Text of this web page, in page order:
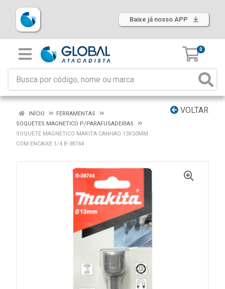
Baixe já nosso APP
0
VOLTAR
INÍCIO
FERRAMENTAS
SOQUETES MAGNETICO P/PARAFUSADEIRAS
SOQUETE MAGNETICO MAKITA CANHAO 13X50MM
COM ENCAIXE 1/4 B-38744